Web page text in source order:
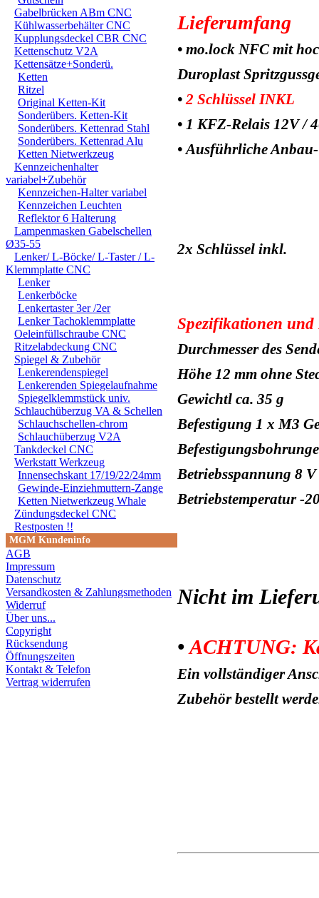
Gabelbrücken ABm CNC
Kühlwasserbehälter CNC
Kupplungsdeckel CBR CNC
Kettenschutz V2A
Kettensätze+Sonderü.
Ketten
Ritzel
Original Ketten-Kit
Sonderübers. Ketten-Kit
Sonderübers. Kettenrad Stahl
Sonderübers. Kettenrad Alu
Ketten Nietwerkzeug
Kennzeichenhalter
variabel+Zubehör
Kennzeichen-Halter variabel
Kennzeichen Leuchten
Reflektor 6 Halterung
Lampenmasken Gabelschellen
Ø35-55
Lenker/ L-Böcke/ L-Taster / L-
Klemmplatte CNC
Lenker
Lenkerböcke
Lenkertaster 3er /2er
Lenker Tachoklemmplatte
Oeleinfüllschraube CNC
Ritzelabdeckung CNC
Spiegel & Zubehör
Lenkerendenspiegel
Lenkerenden Spiegelaufnahme
Spiegelklemmstück univ.
Schlauchüberzug VA & Schellen
Schlauchschellen-chrom
Schlauchüberzug V2A
Tankdeckel CNC
Werkstatt Werkzeug
Innensechskant 17/19/22/24mm
Gewinde-Einziehmuttern-Zange
Ketten Nietwerkzeug Whale
Zündungsdeckel CNC
Restposten !!
MGM Kundeninfo
AGB
Impressum
Datenschutz
Versandkosten & Zahlungsmethoden
Widerruf
Über uns...
Copyright
Rücksendung
Öffnungszeiten
Kontakt & Telefon
Vertrag widerrufen
Lieferumfang
• mo.lock NFC mit
Duroplast
•2 Schlüssel INKL
• 1 KFZ-Relais 12V /
• Ausführliche
2x Schlüssel inkl.
Spezifikationen und
Durchmesser des
Höhe 12 mm ohne
Gewichtl ca. 35 g
Befestigung 1 x M3
Betriebsspannung 8
Betriebstemperatur -
Nicht im
•ACHTUNG:
Ein vollständiger
Zubehör bestellt